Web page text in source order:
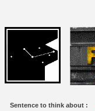
Sentence to think about :